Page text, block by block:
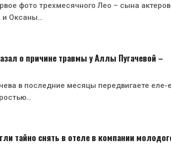
фото трехмесячного Лео – сына актеров
и Оксаны…
о причине травмы у Аллы Пугачевой –
в последние месяцы передвигаете еле-
тайно снять в отеле в компании